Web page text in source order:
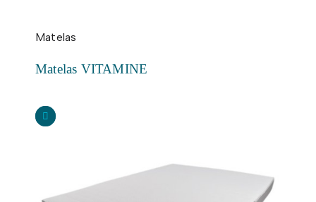
Matelas
Matelas VITAMINE